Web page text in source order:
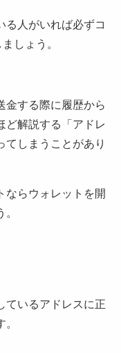
る人がいれば必ずコ
しょう。
金する際に履歴から
ど解説する「アドレ
てしまうことがあり
ならウォレットを開
ているアドレスに正